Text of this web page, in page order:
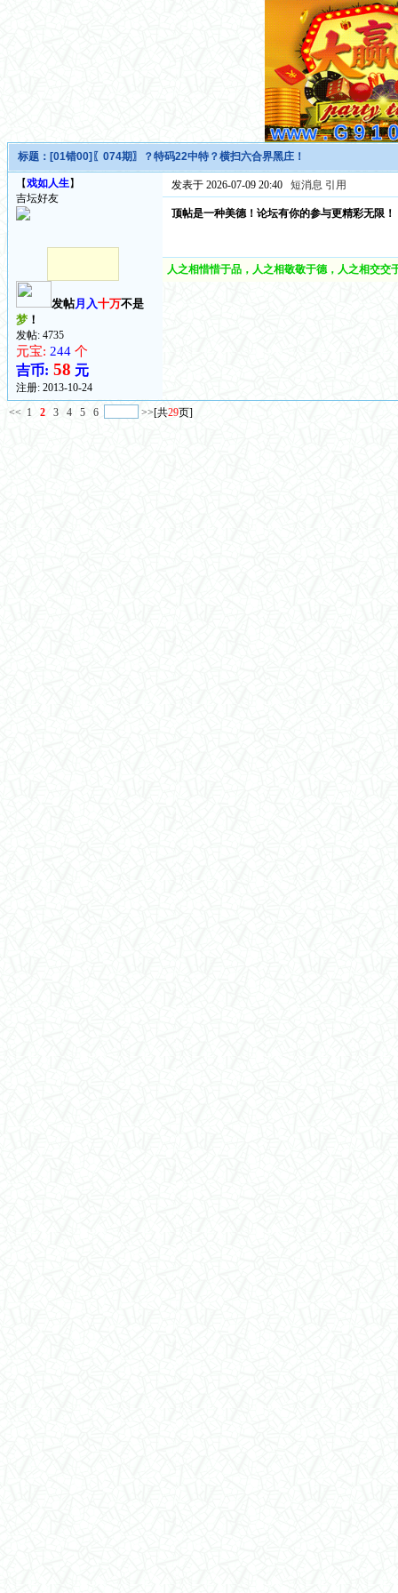
标题： [01错00]〖074期〗？特码22中特？横扫六合界黑庄！
【戏如人生】
吉坛好友
发帖月入十万不是
梦！
发帖: 4735
元宝: 244 个
吉币: 58 元
注册: 2013-10-24
发表于 2026-07-09 20:40 短消息 引用
顶帖是一种美德！论坛有你的参与更精彩无限！
人之相惜惜于品，人之相敬敬于德，人之相交
<< 1 2 3 4 5 6 >>[共29页]